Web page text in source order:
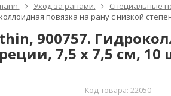
Уход за ранами. Специальные
повязка на рану с низкой
900757.
7,5 x 7,5 см, 10
Код товара:22050